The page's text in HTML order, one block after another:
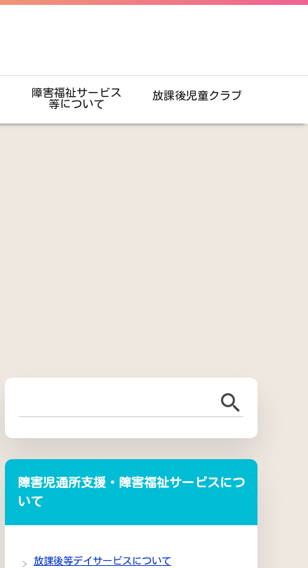
障害福祉サービス
等について
放課後児童クラブ
障害児通所支援・障害福祉サービスにつ
いて
放課後等デイサービスについて